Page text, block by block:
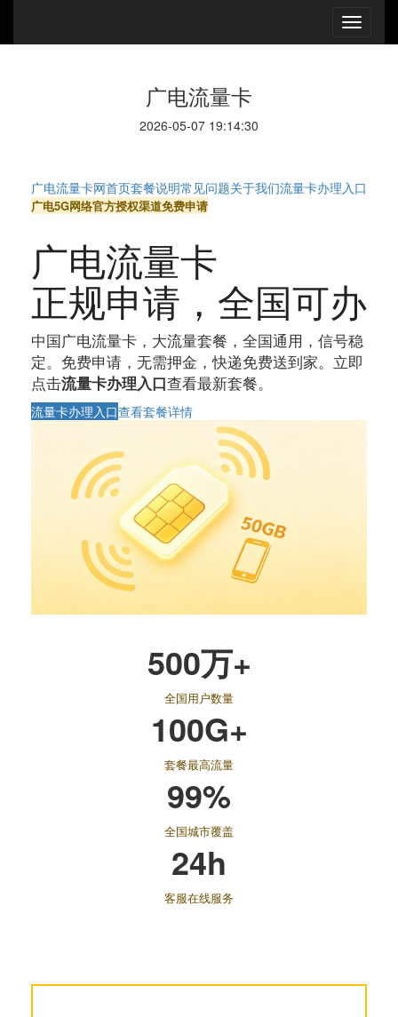
广电流量卡
2026-05-07 19:14:30
广电流量卡网首页套餐说明常见问题关于我们流量卡办理入口
广电5G网络官方授权渠道免费申请
广电流量卡
正规申请 ，全国可办
中国广电流量卡，大流量套餐，全国通用，信号稳
定。免费申请，无需押金，快递免费送到家。立即
点击流量卡办理入口查看最新套餐。
流量卡办理入口查看套餐详情
500万+
全国用户数量
100G+
套餐最高流量
99%
全国城市覆盖
24h
客服在线服务